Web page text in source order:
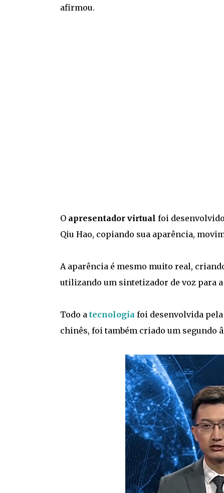
afirmou.
O apresentador virtual foi
Qiu Hao, copiando sua aparência,
A aparência é mesmo muito real,
utilizando um sintetizador de voz para a
Todo a tecnologiafoi desenvolvida pela
chinês, foi também criado um segundo